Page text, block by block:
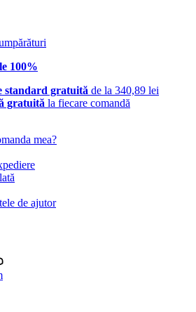
100%
standard gratuită de la 340,89 lei
gratuită la fiecare comandă
mea?
de ajutor